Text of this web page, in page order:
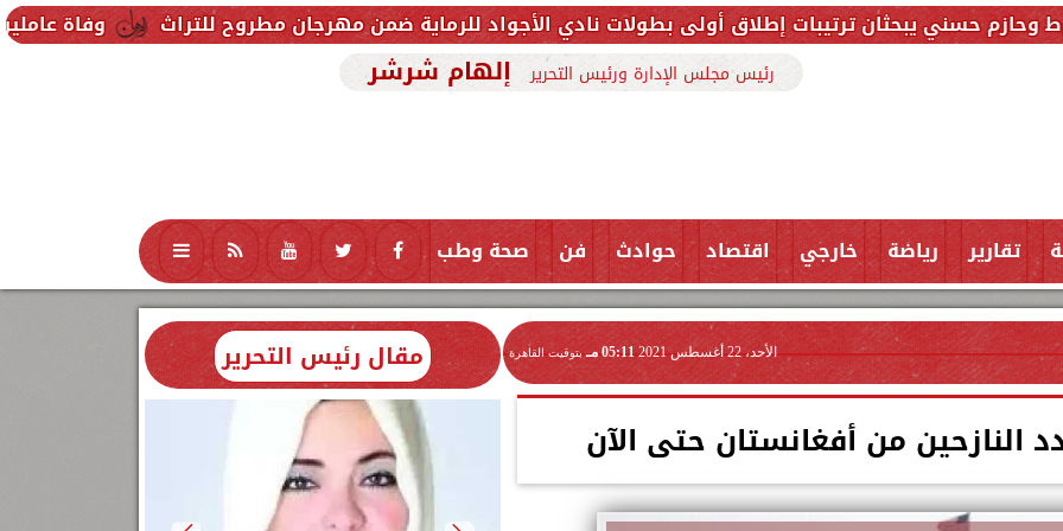
وفاة عاملين متأثرين ترتيبات إطلاق أولى بطولات نادي الأجواد للرماية ضمن مهرجان مطروح للتراث
رئيس مجلس الإدارة ورئيس التحرير إلهام شرشر
تقارير رياضة خارجي اقتصاد حوادث فن صحة وطب تكنولوجيا منوعات محافظات
الأحد، 22 أغسطس 2021 05:11 مـ بتوقيت القاهرة
النازحين من أفغانستان حتى الآن
مقال رئيس التحرير